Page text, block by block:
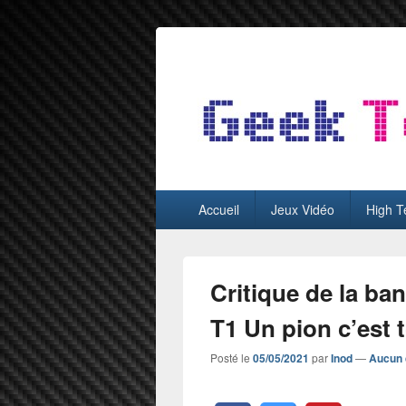
GeekTest
principalAccueil Jeux Vidéo High
Critique de la
T1 Un pion c’est
Posté le 05/05/2021 parInod—Aucun